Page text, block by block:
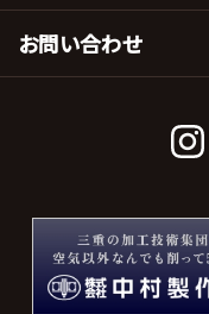
お問い合わせ